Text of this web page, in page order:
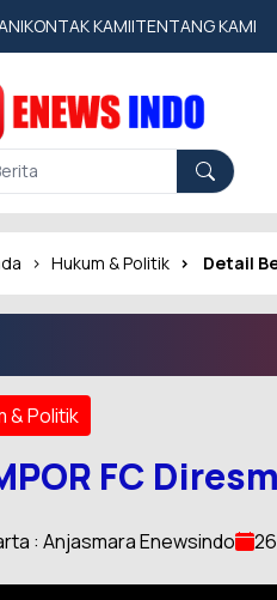
|KONTAK KAMI|TENTANG KAMI
Hukum & Politik Detail
& Politik
FC
: Anjasmara Enewsindo